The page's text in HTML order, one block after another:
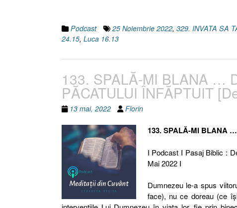
Podcast 25 Noiembrie 2022, 329. INVATA SA
24.15, Luca 16.13
133. SPALĂ-MI BLANA …
PĂCATULUI ÎNFĂPTUIT
13 mai, 2022 Florin
133. SPALĂ-MI BLANA
I Podcast I Pasaj Biblic :
Mai 2022 I
Dumnezeu le-a spus
face), nu ce doreau (ce